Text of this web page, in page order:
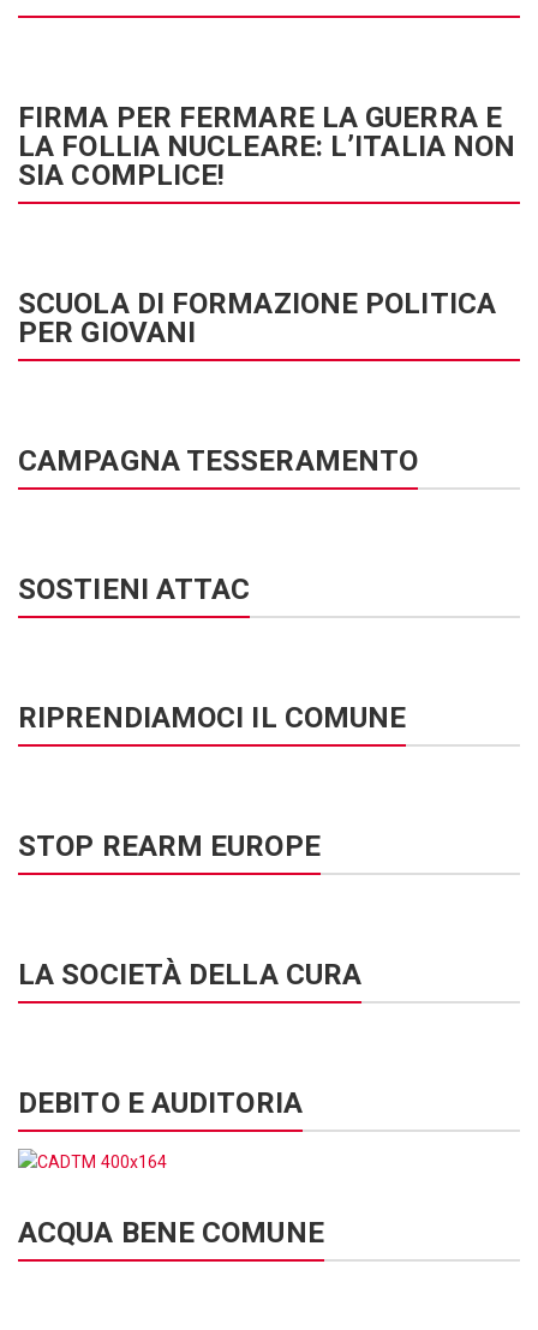
FIRMA PER FERMARE LA GUERRA E
LA FOLLIA NUCLEARE: L’ITALIA NON
SIA COMPLICE!
SCUOLA DI FORMAZIONE POLITICA
PER GIOVANI
CAMPAGNA TESSERAMENTO
SOSTIENI ATTAC
RIPRENDIAMOCI IL COMUNE
STOP REARM EUROPE
LA SOCIETÀ DELLA CURA
DEBITO E AUDITORIA
ACQUA BENE COMUNE